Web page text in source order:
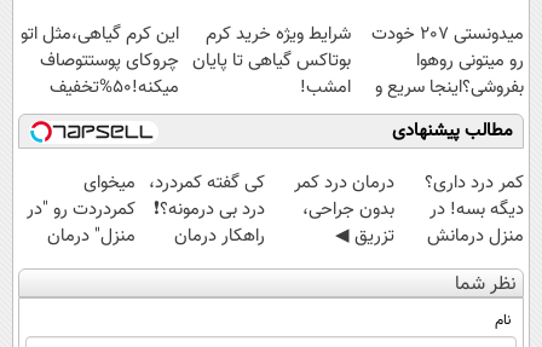
ویژه
میدونستی 207 خودت
رو میتونی روهوا
بفروشی؟اینجا سریع و
راحت بفروش
شرایط ویژه خرید کرم
بوتاکس گیاهی تا پایان
امشب!
این کرم گیاهی،مثل اتو
چروکای پوستتوصاف
میکنه!50%تخفیف
مطالب پیشنهادی
کمر درد داری؟
دیگه بسه! در
منزل درمانش
کن
(◀پرسش‌نامه)
درمان درد کمر
بدون جراحی،
تزریق ◀
پرسش‌نامه رو پر
کن ▶
کی گفته کمردرد،
درد بی درمونه؟❗
راهکار درمان
+پرسشنامه
میخوای
کمردردت رو "در
منزل" درمان
کنی؟ (◂فیلم +
◂پرسش‌نامه)
نظر شما
نام